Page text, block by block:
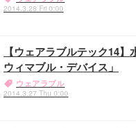
2014.3.28 Fri 0:00
【ウェアラブルテック14
ウィマブル・デバイス」
ウェアラブル
2014.3.27 Thu 0:00